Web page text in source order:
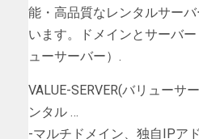
能・高品質なレンタルサー
います。ドメインとサーバー
ューサーバー）.
VALUE-SERVER(バリューサ
ンタル …
-マルチドメイン、独自IPア